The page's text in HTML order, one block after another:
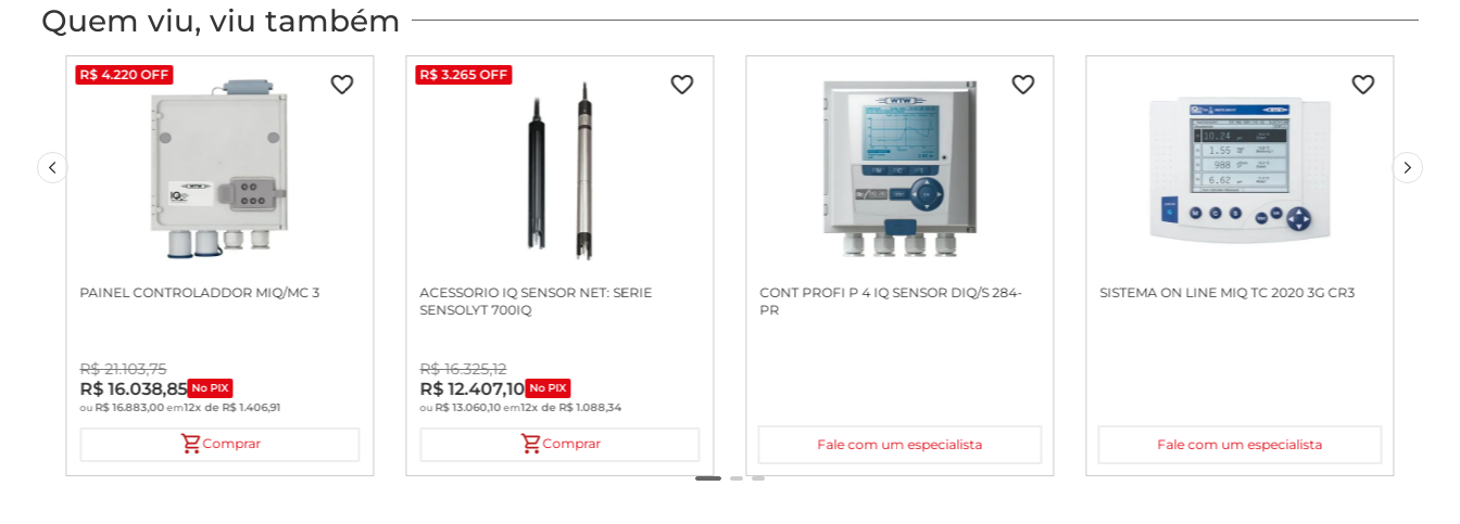
Quem viu, viu também
R$ 4.220OFF
PAINEL CONTROLADDOR MIQ/MC 3
R$ 21.103,75
R$ 16.038,85 No PIX
ou R$ 16.883,00em12x de R$ 1.406,91
Comprar
R$ 3.265OFF
ACESSORIO IQ SENSOR NET: SERIE
SENSOLYT 700IQ
R$ 16.325,12
R$ 12.407,10 No PIX
ou R$ 13.060,10em12x de R$ 1.088,34
Comprar
CONT PROFI P 4 IQ SENSOR DIQ/S 284-
PR
Fale com um especialista
SISTEMA ON LINE MIQ TC 2020 3G CR3
Fale com um especialista